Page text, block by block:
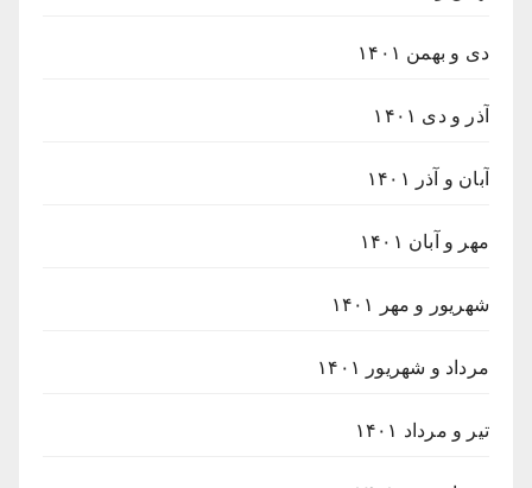
دی و بهمن ۱۴۰۱
آذر و دی ۱۴۰۱
آبان و آذر ۱۴۰۱
مهر و آبان ۱۴۰۱
شهریور و مهر ۱۴۰۱
مرداد و شهریور ۱۴۰۱
تیر و مرداد ۱۴۰۱